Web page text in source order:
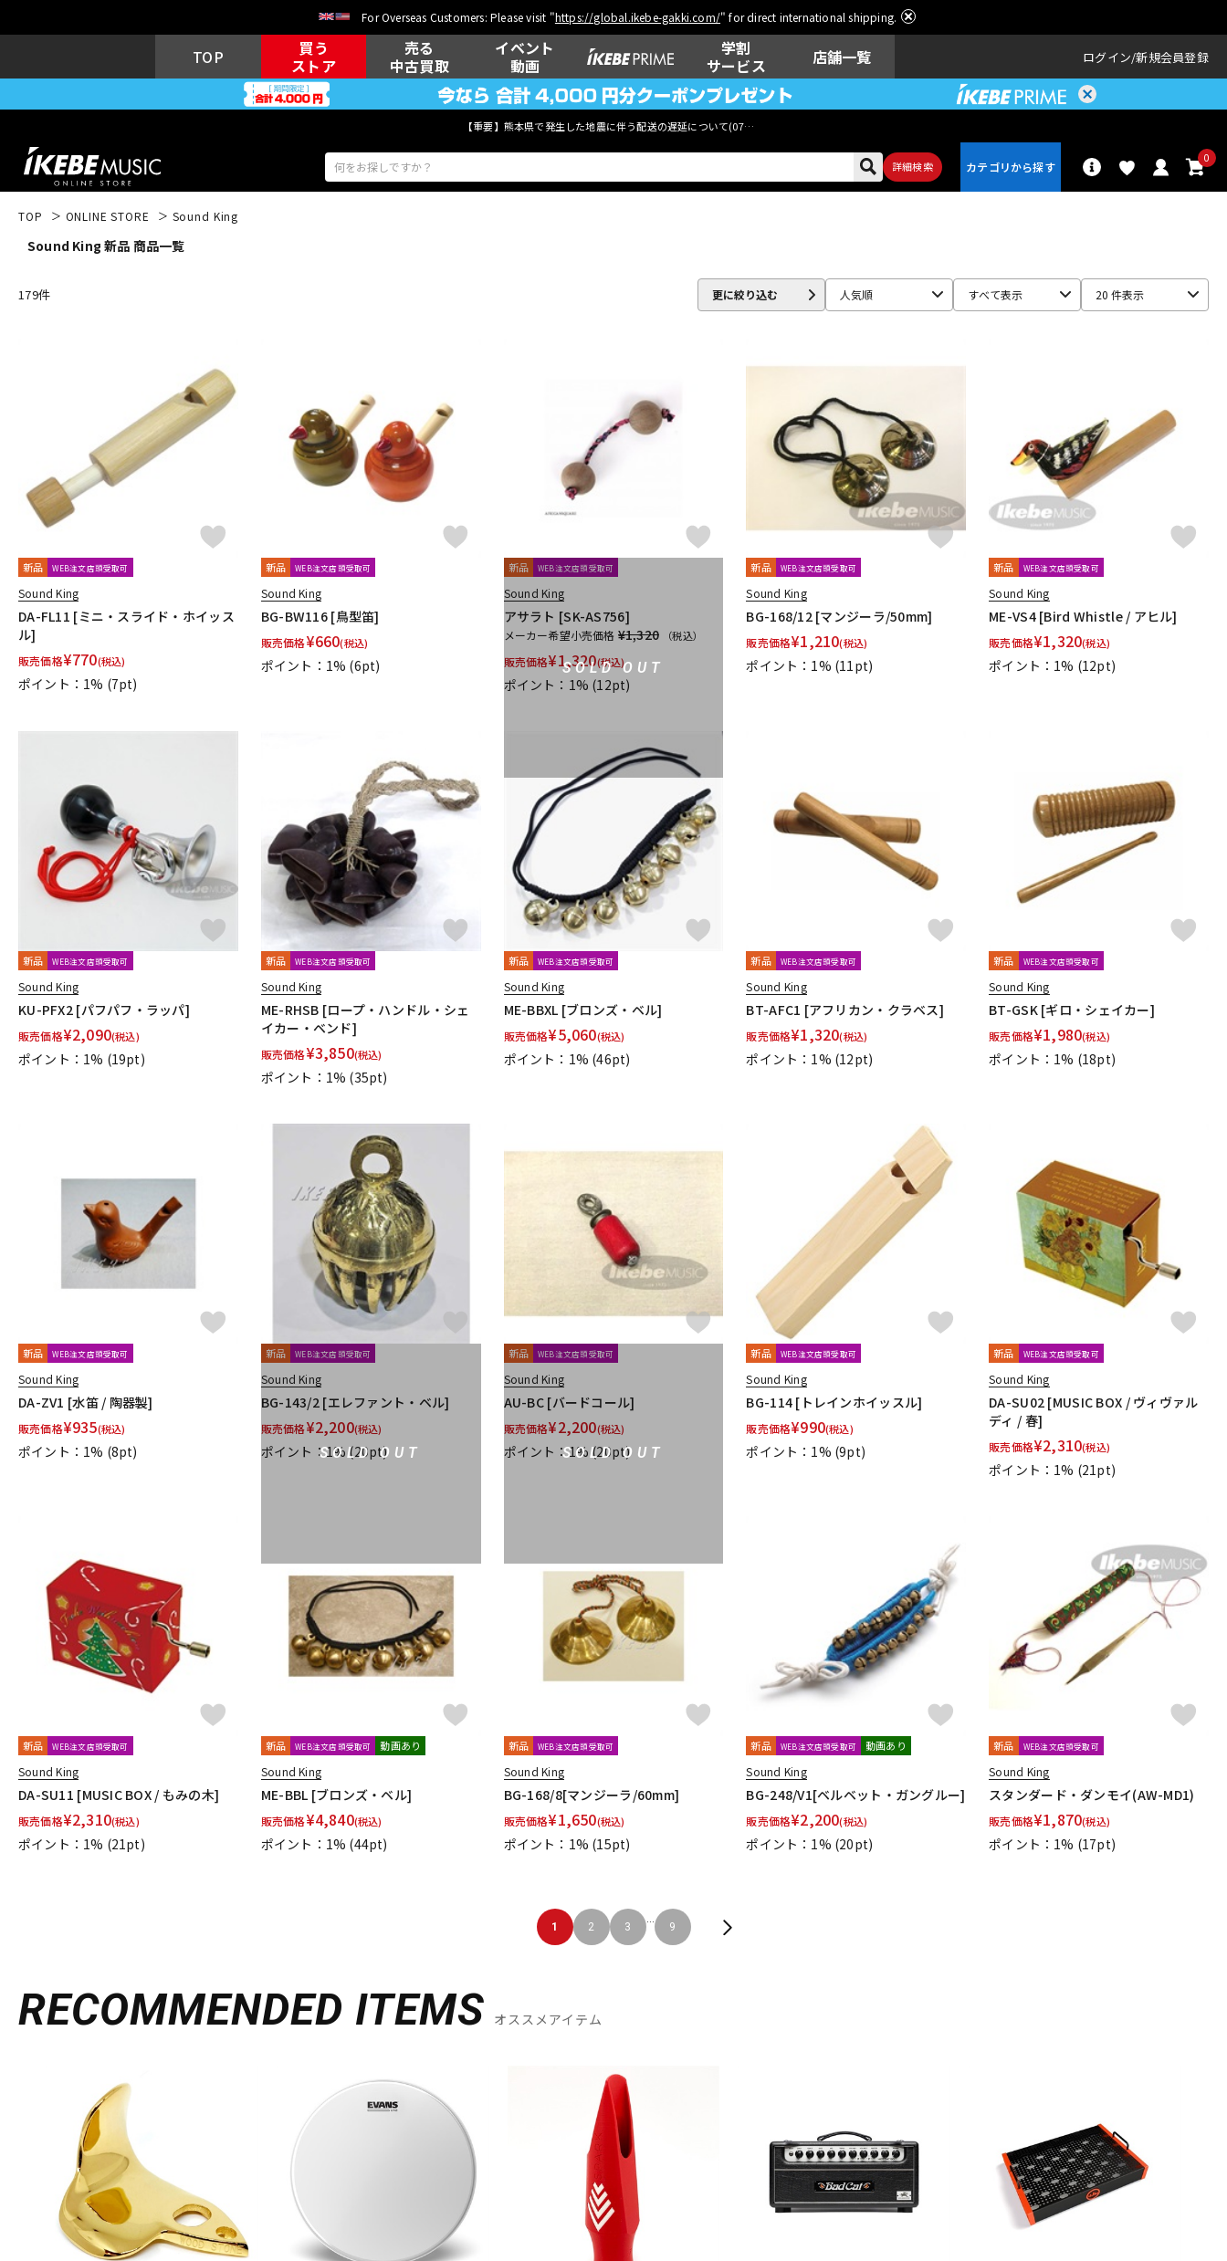
For Overseas Customers: Please visit "https://global.ikebe-gakki.com/" for direct international shipping.
TOP
買う
ストア
売る
中古買取
イベント
動画
学割
サービス
店舗一覧 ログイン 新規会員登録
【重要】熊本県で発生した地震に伴う配送の遅延について(07月29日
詳細検索
0
エレキギター
DJ機器 DTM 配信/ライブ
機器
楽器アクセサ
リ
TOP ONLINE STORE Sound King
Sound King 新品 商品一覧
179件 更に絞り込む 人気順 すべて表示 20 件表示
新品 WEB注文店頭受取可
Sound King
DA-FL11 [ミニ・スライド・ホイッス
ル]
販売価格¥770(税込)
ポイント：1% (7pt)
新品 WEB注文店頭受取可
Sound King
BG-BW116 [鳥型笛]
販売価格¥660(税込)
ポイント：1% (6pt) SOLD OUT
新品 WEB注文店頭受取可
Sound King
アサラト [SK-AS756]
メーカー希望小売価格 ¥1,320 （税込）
販売価格¥1,320(税込)
ポイント：1% (12pt)
新品 WEB注文店頭受取可
Sound King
BG-168/12 [マンジーラ/50mm]
販売価格¥1,210(税込)
ポイント：1% (11pt)
新品 WEB注文店頭受取可
Sound King
ME-VS4 [Bird Whistle / アヒル]
販売価格¥1,320(税込)
ポイント：1% (12pt)
新品 WEB注文店頭受取可
Sound King
KU-PFX2 [パフパフ・ラッパ]
販売価格¥2,090(税込)
ポイント：1% (19pt)
新品 WEB注文店頭受取可
Sound King
ME-RHSB [ロープ・ハンドル・シェ
イカー・ベンド]
販売価格¥3,850(税込)
ポイント：1% (35pt)
新品 WEB注文店頭受取可
Sound King
ME-BBXL [ブロンズ・ベル]
販売価格¥5,060(税込)
ポイント：1% (46pt)
新品 WEB注文店頭受取可
Sound King
BT-AFC1 [アフリカン・クラベス]
販売価格¥1,320(税込)
ポイント：1% (12pt)
新品 WEB注文店頭受取可
Sound King
BT-GSK [ギロ・シェイカー]
販売価格¥1,980(税込)
ポイント：1% (18pt)
新品 WEB注文店頭受取可
Sound King
DA-ZV1 [水笛 / 陶器製]
販売価格¥935(税込)
ポイント：1% (8pt) SOLD OUT
新品 WEB注文店頭受取可
Sound King
BG-143/2 [エレファント・ベル]
販売価格¥2,200(税込)
ポイント：1%(20pt) SOLD OUT
新品 WEB注文店頭受取可
Sound King
AU-BC [バードコール]
販売価格¥2,200(税込)
ポイント：1%(20pt)
新品 WEB注文店頭受取可
Sound King
BG-114 [トレインホイッスル]
販売価格¥990(税込)
ポイント：1% (9pt)
新品 WEB注文店頭受取可
Sound King
DA-SU02 [MUSIC BOX / ヴィヴァル
ディ / 春]
販売価格¥2,310(税込)
ポイント：1% (21pt)
新品 WEB注文店頭受取可
Sound King
DA-SU11 [MUSIC BOX / もみの木]
販売価格¥2,310(税込)
ポイント：1% (21pt)
新品 WEB注文店頭受取可 動画あり
Sound King
ME-BBL [ブロンズ・ベル]
販売価格¥4,840(税込)
ポイント：1% (44pt)
新品 WEB注文店頭受取可
Sound King
BG-168/8[マンジーラ/60mm]
販売価格¥1,650(税込)
ポイント：1% (15pt)
新品 WEB注文店頭受取可 動画あり
Sound King
BG-248/V1[ベルベット・ガングルー]
販売価格¥2,200(税込)
ポイント：1% (20pt)
新品 WEB注文店頭受取可
Sound King
スタンダード・ダンモイ(AW-MD1)
販売価格¥1,870(税込)
ポイント：1% (17pt)
1 2 3 9
RECOMMENDED ITEMS オススメアイテム